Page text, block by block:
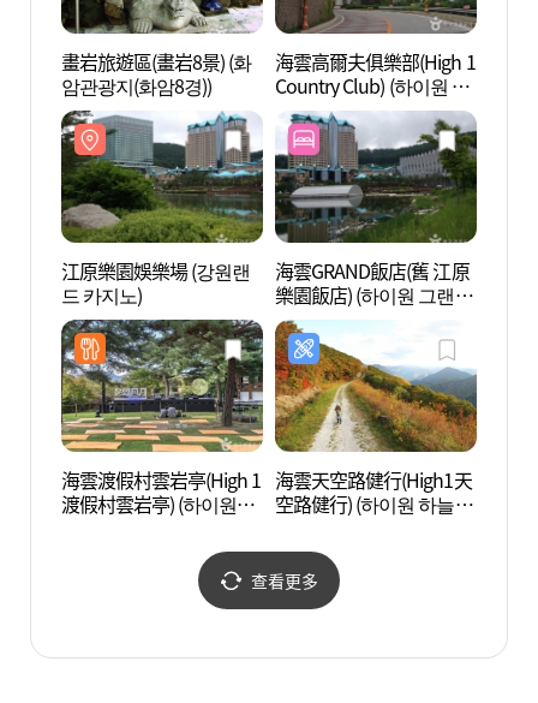
畫岩旅遊區(畫岩8景) (화
암관광지(화암8경))
海雲高爾夫俱樂部(High 1
Country Club) (하이원 컨
트리클럽)
江原樂園娛樂場 (강원랜
드 카지노)
海雲GRAND飯店(舊 江原
樂園飯店) (하이원 그랜드
호텔 메인타워(구 강원랜
드호텔))
海雲渡假村雲岩亭(High 1
渡假村雲岩亭) (하이원리
海雲天空路健行(High1天
空路健行) (하이원 하늘길
查看更多